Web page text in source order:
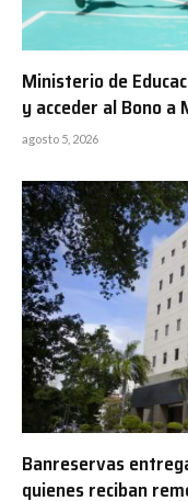
Ministerio de
y acceder al Bono
agosto 5, 2026
Banreservas
quienes reciban